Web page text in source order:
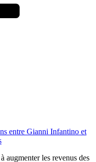
entre Gianni Infantino et
augmenter les revenus des